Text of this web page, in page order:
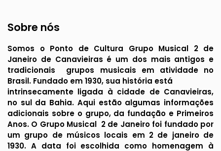
Sobre nós
Somos o Ponto de Cultura Grupo Musical 2 de
Janeiro de Canavieiras é um dos mais antigos e
tradicionais grupos musicais em atividade no
Brasil. Fundado em 1930, sua história está
intrinsecamente ligada à cidade de Canavieiras,
no sul da Bahia. Aqui estão algumas informações
adicionais sobre o grupo, da fundação e Primeiros
Anos. O Grupo Musical 2 de Janeiro foi fundado por
um grupo de músicos locais em 2 de janeiro de
1930. A data foi escolhida como homenagem à